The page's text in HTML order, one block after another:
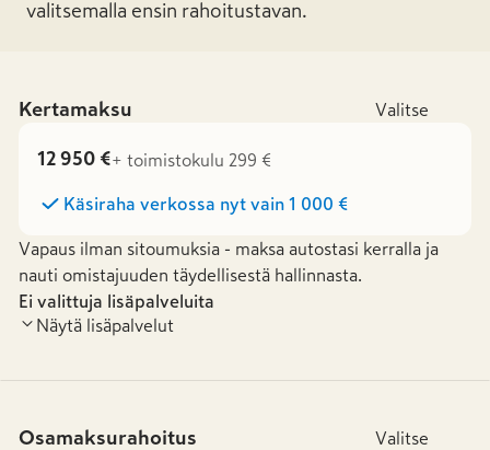
valitsemalla ensin rahoitustavan.
Kertamaksu Valitse
12 950 €+ toimistokulu 299 €
Käsiraha verkossa nyt vain 1 000 €
Vapaus ilman sitoumuksia - maksa autostasi kerralla ja
nauti omistajuuden täydellisestä hallinnasta.
Ei valittuja lisäpalveluita
Näytä lisäpalvelut
Osamaksurahoitus Valitse